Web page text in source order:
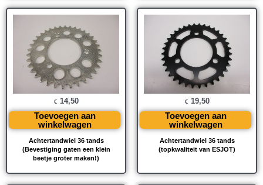
Achtertandwiel 36 tands
(Bevestiging gaten een klein
beetje groter maken!)
€ 14,50
Toevoegen aan
winkelwagen
Achtertandwiel 36 tands
(topkwaliteit van ESJOT)
€ 19,50
Toevoegen aan
winkelwagen